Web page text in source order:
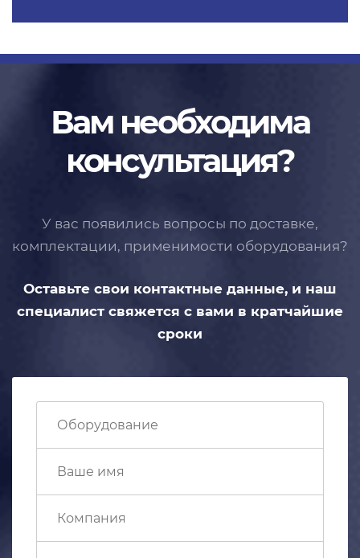
Вам необходима
консультация?
У вас появились вопросы по доставке,
комплектации, применимости оборудования?
Оставьте свои контактные данные, и наш
специалист свяжется с вами в кратчайшие
сроки